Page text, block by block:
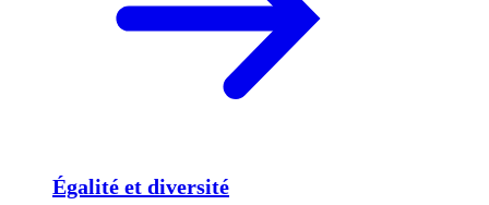
Égalité et diversité